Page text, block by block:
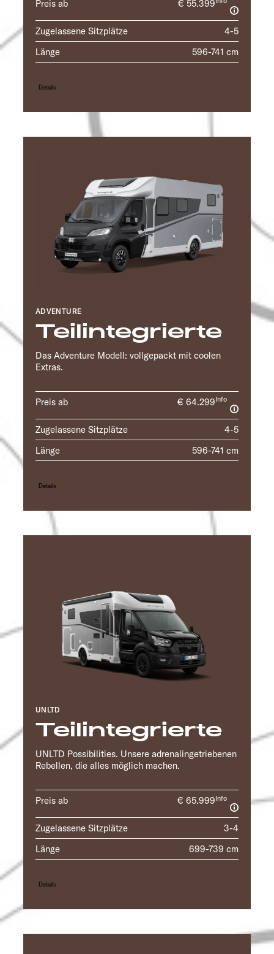
Preis ab € 55.399
Zugelassene Sitzplätze
4-5
Länge
596-741 cm
Details
Teilintegrierte
ADVENTURE
Das Adventure Modell: vollgepackt mit coolen
Extras.
Preis ab € 64.299Info
Zugelassene Sitzplätze
4-5
Länge
596-741 cm
Details
Teilintegrierte
UNLTD
UNLTD Possibilities. Unsere adrenalingetriebenen
Rebellen, die alles möglich machen.
Preis ab € 65.999Info
Zugelassene Sitzplätze
3-4
Länge
699-739 cm
Details